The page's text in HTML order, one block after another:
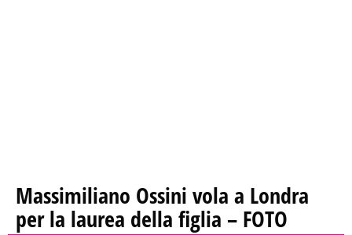
Massimiliano Ossini vola a Londra
per la laurea della figlia – FOTO